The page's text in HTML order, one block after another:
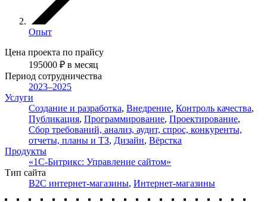
Опыт
Цена проекта по прайсу
195000 ₽ в месяц
Период сотрудничества
2023–2025
Услуги
Создание и разработка, Внедрение, Контроль качества,
Публикация, Программирование, Проектирование,
Сбор требований, анализ, аудит, спрос, конкуренты,
отчеты, планы и ТЗ, Дизайн, Вёрстка
Продукты
«1С-Битрикс: Управление сайтом»
Тип сайта
B2C интернет-магазины, Интернет-магазины